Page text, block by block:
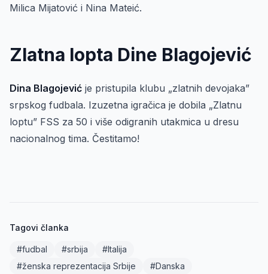
Milica Mijatović i Nina Mateić.
Zlatna lopta Dine Blagojević
Dina Blagojević je pristupila klubu „zlatnih devojaka”
srpskog fudbala. Izuzetna igračica je dobila „Zlatnu
loptu” FSS za 50 i više odigranih utakmica u dresu
nacionalnog tima. Čestitamo!
Tagovi članka
#fudbal #srbija
#Italija
#ženska reprezentacija Srbije
#Danska